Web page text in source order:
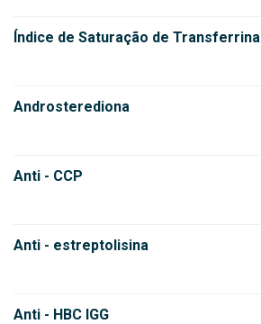
Índice de Saturação de Transferrina
Androsterediona
Anti - CCP
Anti - estreptolisina
Anti - HBC IGG